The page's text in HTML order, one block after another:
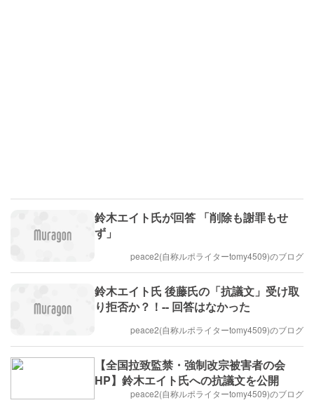
鈴木エイト氏が回答 「削除も謝罪もせ
ず」
peace2(自称ルポライターtomy4509)のブログ
鈴木エイト氏 後藤氏の「抗議文」受け取
り拒否か？！-- 回答はなかった
peace2(自称ルポライターtomy4509)のブログ
【全国拉致監禁・強制改宗被害者の会
HP】鈴木エイト氏への抗議文を公開
peace2(自称ルポライターtomy4509)のブログ